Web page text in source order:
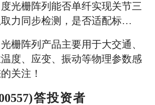
光栅阵列能否单纤实现关节三
力同步检测，是否适配标…
栅阵列产品主要用于大交通、
度、应变、振动等物理参数感
关注！
答投资者